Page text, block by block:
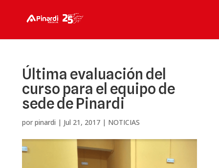
Última evaluación del
curso para el equipo de
sede de Pinardi
por pinardi | Jul 21, 2017| NOTICIAS